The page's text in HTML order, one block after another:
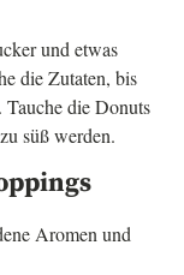
und etwas
die Zutaten, bis
Tauche die Donuts
süß werden.
Aromen und